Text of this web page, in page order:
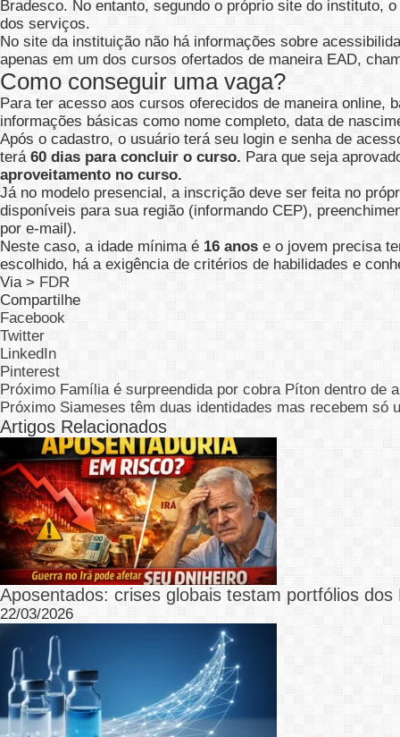
Bradesco. No entanto, segundo o próprio site do instituto,
dos serviços.
No site da instituição não há informações sobre
apenas em um dos cursos ofertados de maneira EAD,
Como conseguir uma vaga?
Para ter acesso aos cursos oferecidos de maneira online,
informações básicas como nome completo, data de
Após o cadastro, o usuário terá seu login e senha de
terá 60 dias para concluir o curso. Para que seja
aproveitamento no curso.
Já no modelo presencial, a inscrição deve ser feita no
disponíveis para sua região (informando CEP),
por e-mail).
Neste caso, a idade mínima é 16 anos e o jovem precisa
escolhido, há a exigência de critérios de habilidades e
Via > FDR
Compartilhe
Facebook
Twitter
LinkedIn
Pinterest
Próximo Família é surpreendida por cobra Píton dentro de
Próximo Siameses têm duas identidades mas recebem só
Artigos Relacionados
Aposentados: crises globais testam portfólios dos
22/03/2026